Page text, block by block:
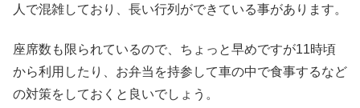
人で混雑しており、長い行列ができている事があります。
座席数も限られているので、ちょっと早めですが11時頃
から利用したり、お弁当を持参して車の中で食事するなど
の対策をしておくと良いでしょう。